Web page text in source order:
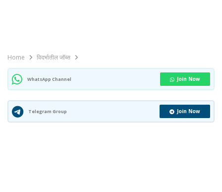
Home विदर्भातील जॉब्स
WhatsApp Channel Join Now
Telegram Group Join Now